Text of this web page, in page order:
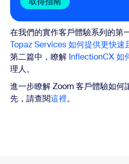
在我們的實作客戶體驗系列的第
Topaz Services 如何提供更快速
第二篇中，瞭解 InflectionCX 如
理人。
進一步瞭解 Zoom 客戶體驗如何
先，請查閱這裡。